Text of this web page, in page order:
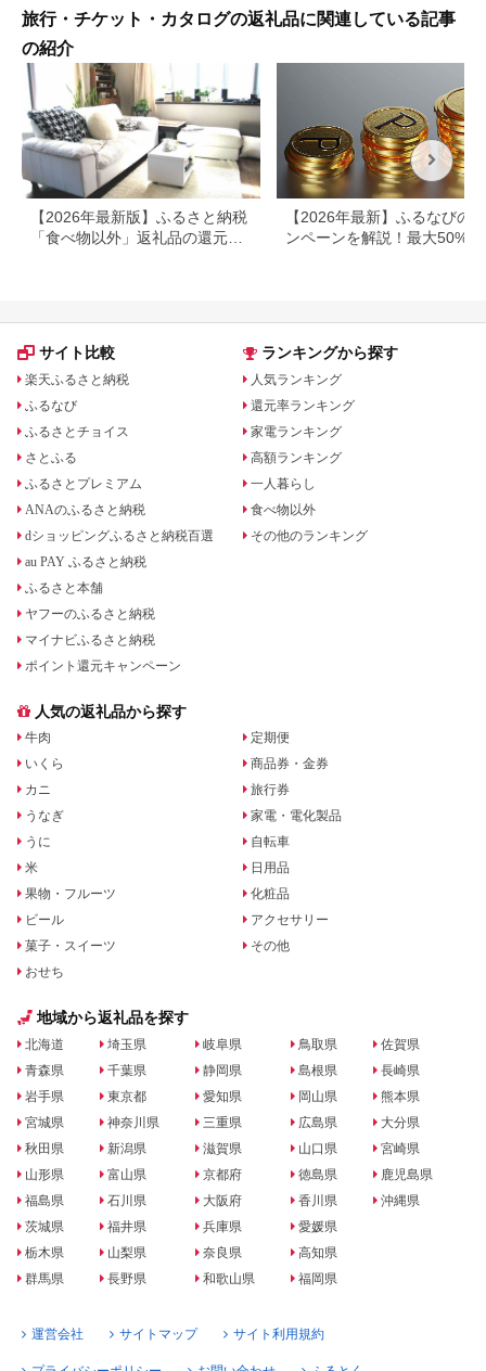
旅行・チケット・カタログの返礼品に関連している記事
の紹介
【2026年最新版】ふるさと納税
「食べ物以外」返礼品の還元率
【2026年最新】ふるなびの
ンペーンを解説！最大50%還
サイト比較
楽天ふるさと納税
ふるなび
ふるさとチョイス
さとふる
ふるさとプレミアム
ANAのふるさと納税
dショッピングふるさと納税百選
au PAY ふるさと納税
ふるさと本舗
ヤフーのふるさと納税
マイナビふるさと納税
ポイント還元キャンペーン
ランキングから探す
人気ランキング
還元率ランキング
家電ランキング
高額ランキング
一人暮らし
食べ物以外
その他のランキング
人気の返礼品から探す
牛肉
いくら
カニ
うなぎ
うに
米
果物・フルーツ
ビール
菓子・スイーツ
おせち
定期便
商品券・金券
旅行券
家電・電化製品
自転車
日用品
化粧品
アクセサリー
その他
地域から返礼品を探す
北海道
青森県
岩手県
宮城県
秋田県
山形県
福島県
茨城県
栃木県
群馬県
埼玉県
千葉県
東京都
神奈川県
新潟県
富山県
石川県
福井県
山梨県
長野県
岐阜県
静岡県
愛知県
三重県
滋賀県
京都府
大阪府
兵庫県
奈良県
和歌山県
鳥取県
島根県
岡山県
広島県
山口県
徳島県
香川県
愛媛県
高知県
福岡県
佐賀県
長崎県
熊本県
大分県
宮崎県
鹿児島県
沖縄県
運営会社 サイトマップ サイト利用規約